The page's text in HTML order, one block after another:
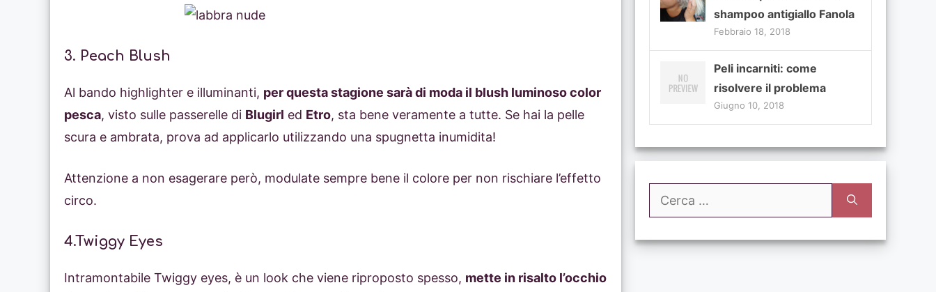
3. Peach Blush
Al bando highlighter e illuminanti, per questa stagione sarà di moda il blush luminoso color
pesca, visto sulle passerelle di Blugirl ed Etro, sta bene veramente a tutte. Se hai la pelle
scura e ambrata, prova ad applicarlo utilizzando una spugnetta inumidita!
Attenzione a non esagerare però, modulate sempre bene il colore per non rischiare l’effetto
circo.
4.Twiggy Eyes
Intramontabile Twiggy eyes, è un look che viene riproposto spesso, mette in risalto l’occhio
shampoo antigiallo Fanola
Febbraio 18, 2018
Peli incarniti: come
risolvere il problema
Giugno 10, 2018
Ricerca